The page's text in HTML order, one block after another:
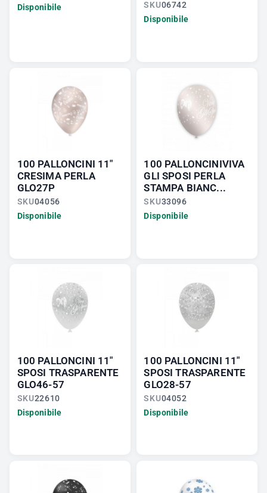
Disponibile SKU06742
Disponibile
100 PALLONCINI 11"
CRESIMA PERLA
GLO27P
SKU04056
Disponibile
100 PALLONCINIVIVA
GLI SPOSI PERLA
STAMPA BIANC...
SKU33096
Disponibile
100 PALLONCINI 11"
SPOSI TRASPARENTE
GLO46-57
SKU22610
Disponibile
100 PALLONCINI 11"
SPOSI TRASPARENTE
GLO28-57
SKU04052
Disponibile